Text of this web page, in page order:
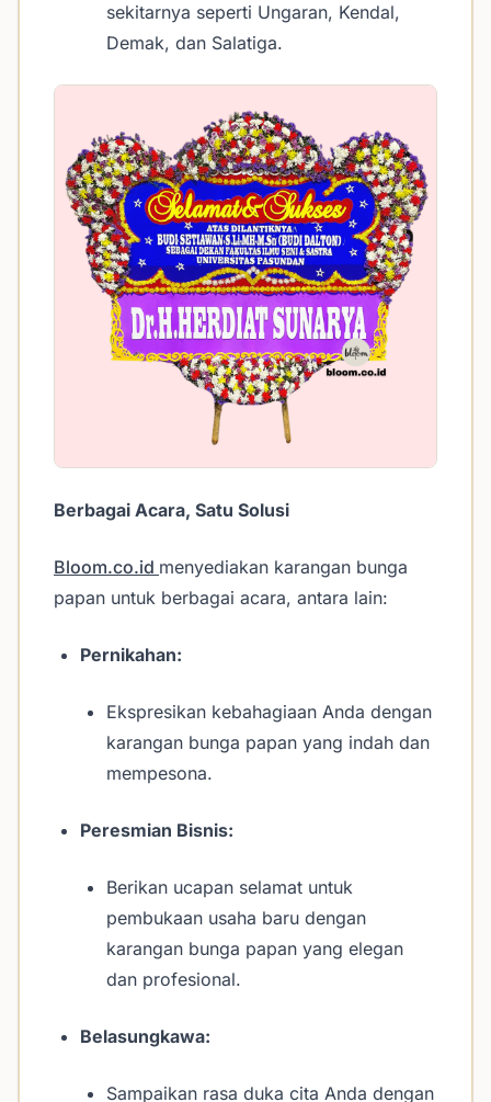
sekitarnya seperti Ungaran, Kendal,
Demak, dan Salatiga.
Berbagai Acara, Satu Solusi
Bloom.co.id menyediakan karangan bunga
papan untuk berbagai acara, antara lain:
Pernikahan:
Ekspresikan kebahagiaan Anda dengan
karangan bunga papan yang indah dan
mempesona.
Peresmian Bisnis:
Berikan ucapan selamat untuk
pembukaan usaha baru dengan
karangan bunga papan yang elegan
dan profesional.
Belasungkawa:
Sampaikan rasa duka cita Anda dengan